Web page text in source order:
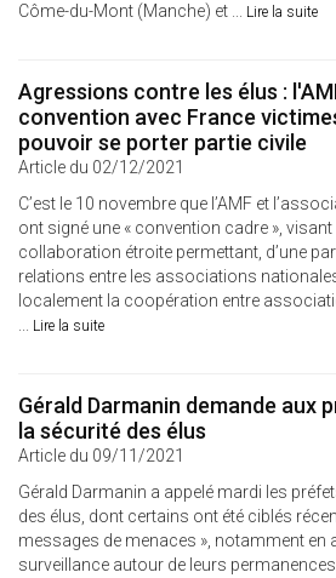
Côme-du-Mont (Manche) et ... Lire la suite
Agressions contre les élus :
convention avec France
pouvoir se porter partie civile
Article du 02/12/2021
C’est le 10 novembre que l’AMF et
ont signé une « convention cadre »,
collaboration étroite permettant, d’une
relations entre les associations
localement la coopération entre
... Lire la suite
Gérald Darmanin demande aux
la sécurité des élus
Article du 09/11/2021
Gérald Darmanin a appelé mardi les
des élus, dont certains ont été ciblés
messages de menaces », notamment en
surveillance autour de leurs